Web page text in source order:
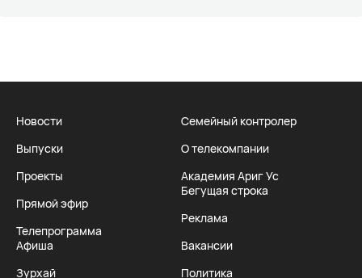
Новости
Выпуски
Проекты
Прямой эфир
Телепрограмма
Афиша
Зурхай
Семейный контролер
О телекомпании
Академия Ариг Ус
Бегущая строка
Реклама
Вакансии
Политика